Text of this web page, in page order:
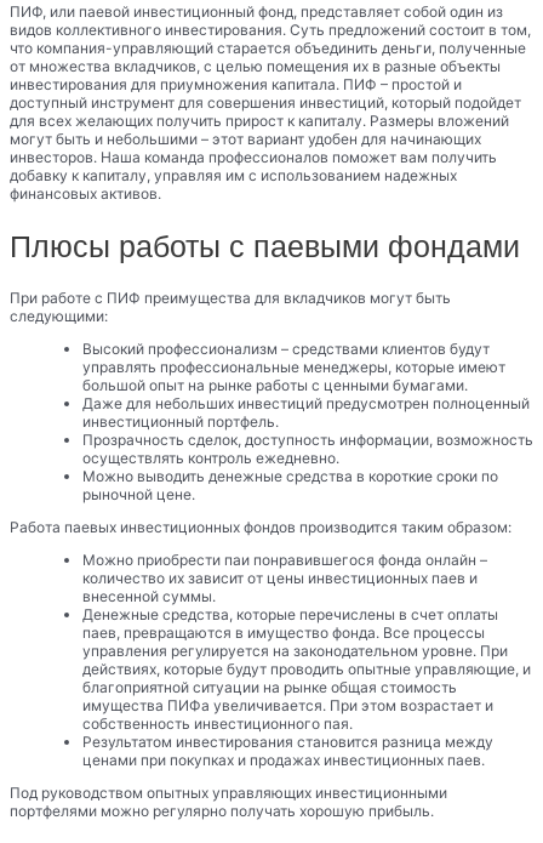
ПИФ, или паевой инвестиционный фонд, представляет собой один из
видов коллективного инвестирования. Суть предложений состоит в том,
что компания-управляющий старается объединить деньги, полученные
от множества вкладчиков, с целью помещения их в разные объекты
инвестирования для приумножения капитала. ПИФ – простой и
доступный инструмент для совершения инвестиций, который подойдет
для всех желающих получить прирост к капиталу. Размеры вложений
могут быть и небольшими – этот вариант удобен для начинающих
инвесторов. Наша команда профессионалов поможет вам получить
добавку к капиталу, управляя им с использованием надежных
финансовых активов.
Плюсы работы с паевыми фондами
При работе с ПИФ преимущества для вкладчиков могут быть
следующими:
Высокий профессионализм – средствами клиентов будут
управлять профессиональные менеджеры, которые имеют
большой опыт на рынке работы с ценными бумагами.
Даже для небольших инвестиций предусмотрен полноценный
инвестиционный портфель.
Прозрачность сделок, доступность информации, возможность
осуществлять контроль ежедневно.
Можно выводить денежные средства в короткие сроки по
рыночной цене.
Работа паевых инвестиционных фондов производится таким образом:
Можно приобрести паи понравившегося фонда онлайн –
количество их зависит от цены инвестиционных паев и
внесенной суммы.
Денежные средства, которые перечислены в счет оплаты
паев, превращаются в имущество фонда. Все процессы
управления регулируется на законодательном уровне. При
действиях, которые будут проводить опытные управляющие, и
благоприятной ситуации на рынке общая стоимость
имущества ПИФа увеличивается. При этом возрастает и
собственность инвестиционного пая.
Результатом инвестирования становится разница между
ценами при покупках и продажах инвестиционных паев.
Под руководством опытных управляющих инвестиционными
портфелями можно регулярно получать хорошую прибыль.